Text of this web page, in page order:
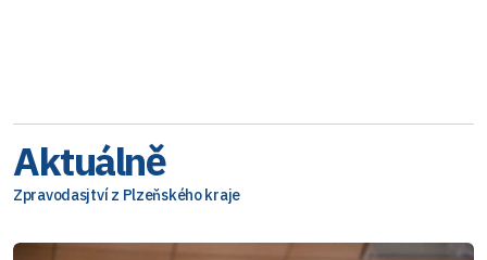
Aktuálně
Zpravodasjtví z Plzeňského kraje